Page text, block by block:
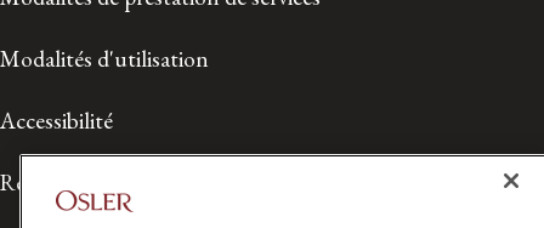
Modalités d'utilisation
Accessibilité
Relations avec les médias